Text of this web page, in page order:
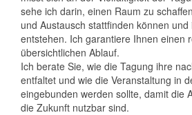
sehe ich darin, einen Raum zu
und Austausch stattfinden können
entstehen. Ich garantiere Ihnen einen
übersichtlichen Ablauf.
Ich berate Sie, wie die Tagung ihre
entfaltet und wie die Veranstaltung in
eingebunden werden sollte, damit die
die Zukunft nutzbar sind.